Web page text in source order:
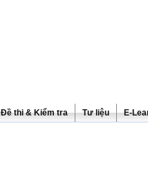
Đề thi & Kiểm tra Tư liệu E-